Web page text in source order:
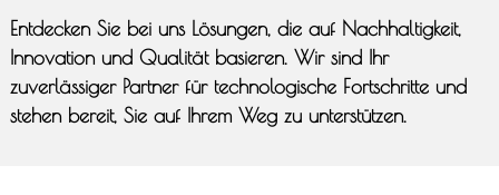
Entdecken Sie bei uns Lösungen, die auf Nachhaltigkeit,
Innovation und Qualität basieren. Wir sind Ihr
zuverlässiger Partner für technologische Fortschritte und
stehen bereit, Sie auf Ihrem Weg zu unterstützen.